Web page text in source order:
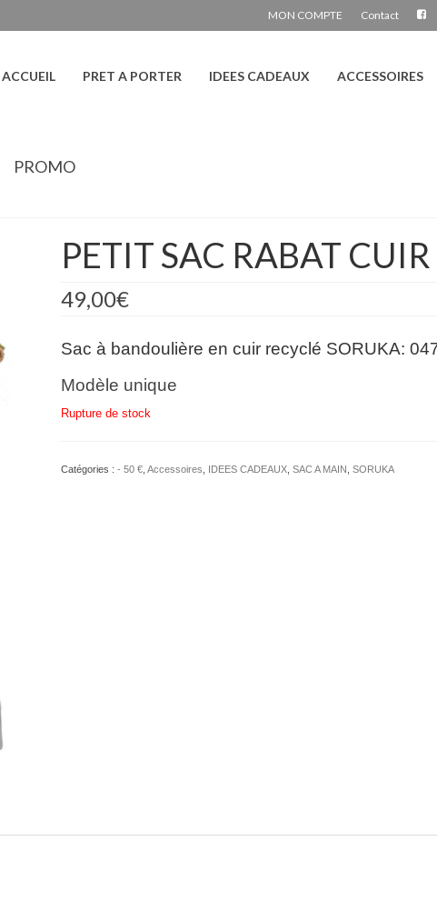
MON COMPTE Contact
ACCUEIL PRET A PORTER IDEES CADEAUX ACCESSOIRES
PROMO
PETIT SAC RABAT
49,00€
Sac à bandoulière en cuir recyclé SORUKA:
Modèle unique
Rupture de stock
Catégories : - 50 €, Accessoires IDEES CADEAUX, SAC A MAIN SORUKA